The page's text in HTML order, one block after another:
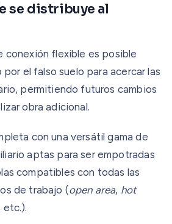
se distribuye al
conexión flexible es posible
el falso suelo para acercar las
permitiendo futuros cambios
obra adicional.
con una versátil gama de
aptas para ser empotradas
compatibles con todas las
de trabajo (open area, hot
etc.).